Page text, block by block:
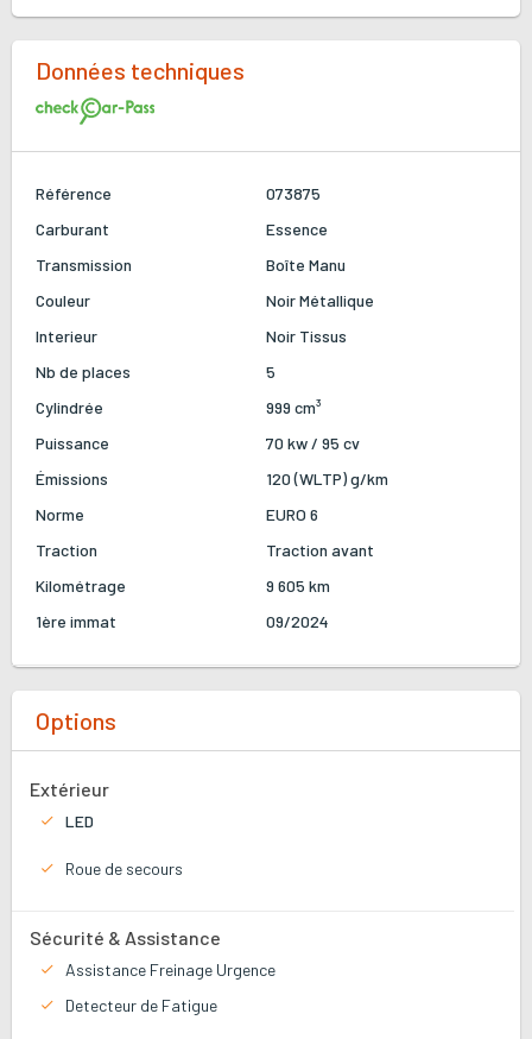
Données techniques
Référence
073875
Carburant
Essence
Transmission
Boîte Manu
Couleur
Noir Métallique
Interieur
Noir Tissus
Nb de places
5
Cylindrée
999 cm³
Puissance
70 kw / 95 cv
Émissions
120 (WLTP) g/km
Norme
EURO 6
Traction
Traction avant
Kilométrage
9 605 km
1ère immat
09/2024
Options
Extérieur
LED
Roue de secours
Sécurité & Assistance
Assistance Freinage Urgence
Detecteur de Fatigue